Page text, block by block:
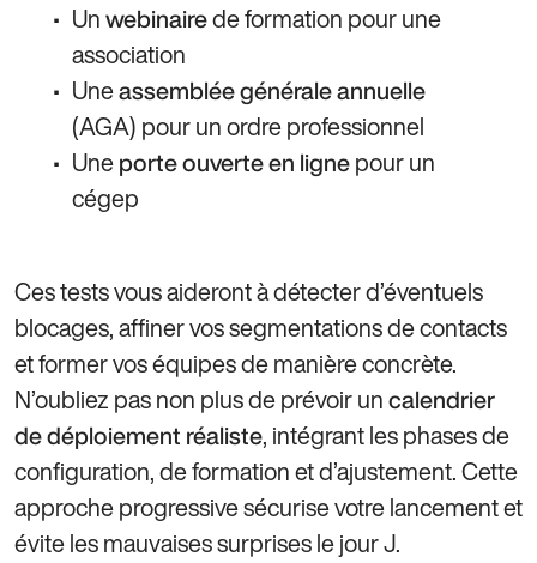
Un webinairede formation pour une
association
Uneassemblée générale annuelle
(AGA) pour un ordre professionnel
Une porte ouverte en ligne pour un
cégep
Ces tests vous aideront à détecter d’éventuels
blocages, affiner vos segmentations de contacts
et former vos équipes de manière concrète.
N’oubliez pas non plus de prévoir un calendrier
de déploiement réaliste, intégrant les phases de
configuration, de formation et d’ajustement. Cette
approche progressive sécurise votre lancement et
évite les mauvaises surprises le jour J.